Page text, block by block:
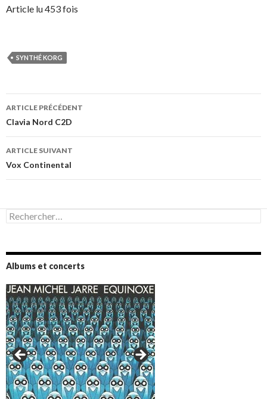
Article lu 453 fois
SYNTHÉ KORG
Navigation
des
articles
ARTICLE PRÉCÉDENT
Clavia Nord C2D
ARTICLE SUIVANT
Vox Continental
Rechercher :
Albums et concerts